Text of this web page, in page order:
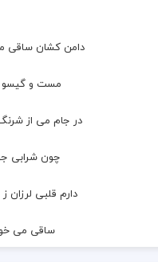
دامن کشان ساقی می
مست و گیسو
در جام می از
چون شرابی
دارم قلبی
ساقی می